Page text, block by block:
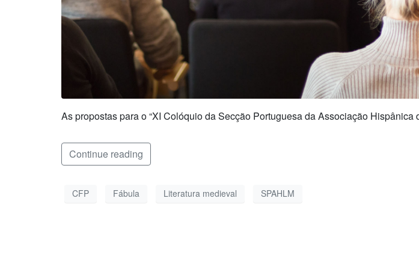
As propostas para o “XI Colóquio da Secção Portuguesa da Associação
Continue reading
CFP Fábula Literatura medieval SPAHLM